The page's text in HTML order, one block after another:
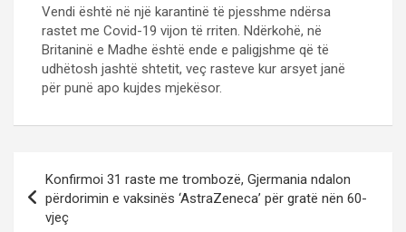
Vendi është në një karantinë të pjesshme ndërsa
rastet me Covid-19 vijon të rriten. Ndërkohë, në
Britaninë e Madhe është ende e paligjshme që të
udhëtosh jashtë shtetit, veç rasteve kur arsyet janë
për punë apo kujdes mjekësor.
Konfirmoi 31 raste me trombozë, Gjermania ndalon
përdorimin e vaksinës ‘AstraZeneca’ për gratë nën 60-
vjeç